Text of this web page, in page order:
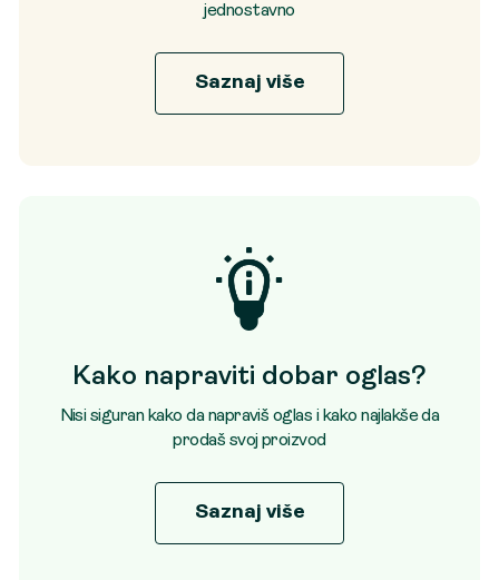
jednostavno
Saznaj više
Kako napraviti dobar oglas?
Nisi siguran kako da napraviš oglas i kako najlakše da
prodaš svoj proizvod
Saznaj više